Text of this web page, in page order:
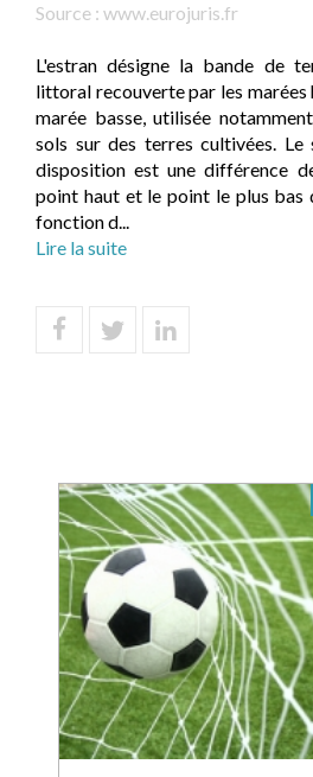
Source : www.eurojuris.fr
L'estran désigne la bande de
littoral recouverte par les marées
marée basse, utilisée
sols sur des terres cultivées. Le
disposition est une différence
point haut et le point le plus bas
fonction d...
Lire la suite